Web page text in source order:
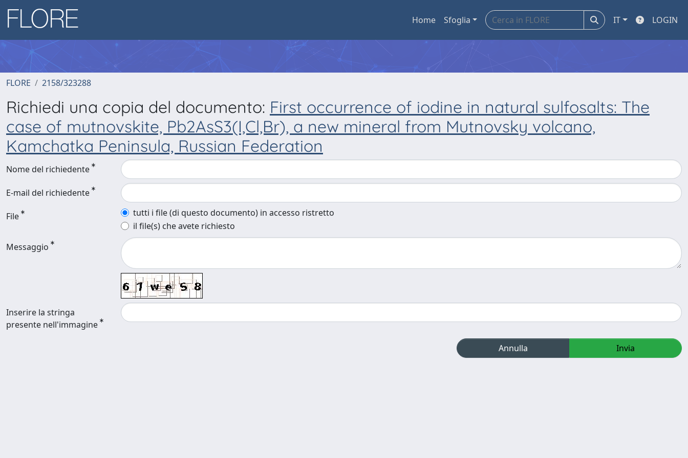
Home Sfoglia IT LOGIN
FLORE 2158/323288
Richiedi una copia del documento: First occurrence of iodine in natural sulfosalts: The
case of mutnovskite, Pb2AsS3(I,Cl,Br), a new mineral from Mutnovsky volcano,
Kamchatka Peninsula, Russian Federation
Nome del richiedente
E-mail del richiedente
File
tutti i file (di questo documento) in accesso ristretto
il file(s) che avete richiesto
Messaggio
Inserire la stringa
presente nell'immagine
Annulla Invia